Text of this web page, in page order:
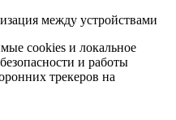
между устройствами
cookies и локальное
и работы
трекеров на